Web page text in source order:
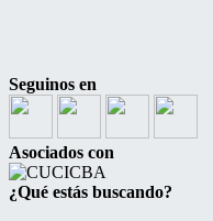
Seguinos en
Asociados con
¿Qué estás buscando?